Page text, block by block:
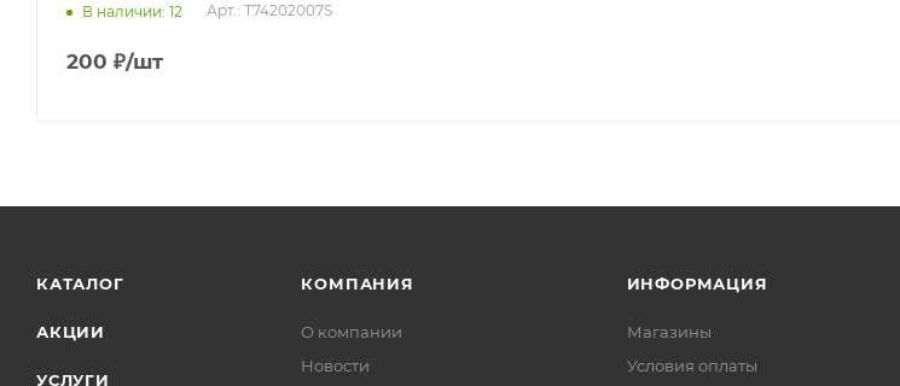
В наличии: 12 Арт.: T74202007S
200 ₽/шт
КАТАЛОГ
АКЦИИ
УСЛУГИ
КОМПАНИЯ
О компании
Новости
ИНФОРМАЦИЯ
Магазины
Условия оплаты